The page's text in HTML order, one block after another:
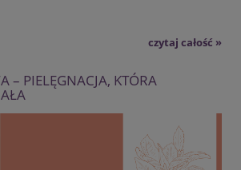
czytaj całość »
– PIELĘGNACJA, KTÓRA